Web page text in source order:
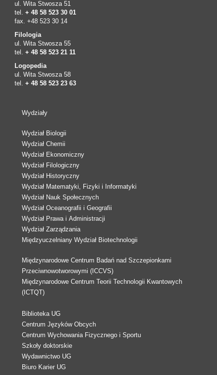
ul. Wita Stwosza 51
tel. + 48 58 523 30 01
fax. +48 523 30 14
Filologia
ul. Wita Stwosza 55
tel. + 48 58 523 21 11
Logopedia
ul. Wita Stwosza 58
tel. + 48 58 523 23 63
Wydziały
Wydział Biologii
Wydział Chemii
Wydział Ekonomiczny
Wydział Filologiczny
Wydział Historyczny
Wydział Matematyki, Fizyki i Informatyki
Wydział Nauk Społecznych
Wydział Oceanografii i Geografii
Wydział Prawa i Administracji
Wydział Zarządzania
Międzyuczelniany Wydział Biotechnologii
Międzynarodowe Centrum Badań nad Szczepionkami
Przeciwnowotworowymi (ICCVS)
Międzynarodowe Centrum Teorii Technologii Kwantowych
(ICTQT)
Biblioteka UG
Centrum Języków Obcych
Centrum Wychowania Fizycznego i Sportu
Szkoły doktorskie
Wydawnictwo UG
Biuro Karier UG